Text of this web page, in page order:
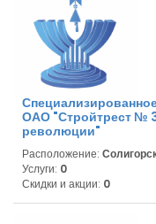
ОАО "Стройтрест №
революции"
Расположение:
Услуги: 0
Скидки и акции: 0